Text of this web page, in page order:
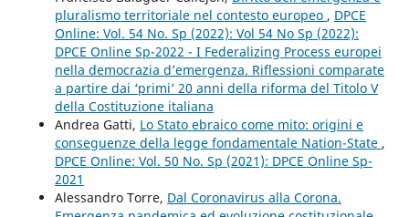
pluralismo territoriale nel contesto europeo , DPCE
Online: Vol. 54 No. Sp (2022): Vol 54 No Sp (2022):
DPCE Online Sp-2022 - I Federalizing Process europei
nella democrazia d’emergenza. Riflessioni comparate
a partire dai ‘primi’ 20 anni della riforma del Titolo V
della Costituzione italiana
Andrea Gatti, Lo Stato ebraico come mito: origini e
conseguenze della legge fondamentale Nation-State ,
DPCE Online: Vol. 50 No. Sp (2021): DPCE Online Sp-
2021
Alessandro Torre, Dal Coronavirus alla Corona.